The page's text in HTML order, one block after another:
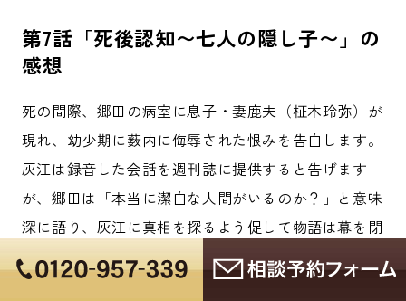
第7話「死後認知〜七人の隠し子〜」の
感想
死の間際、郷田の病室に息子・妻鹿夫（柾木玲弥）が
現れ、幼少期に薮内に侮辱された恨みを告白します。
灰江は録音した会話を週刊誌に提供すると告げます
が、郷田は「本当に潔白な人間がいるのか？」と意味
深に語り、灰江に真相を探るよう促して物語は幕を閉
じます。